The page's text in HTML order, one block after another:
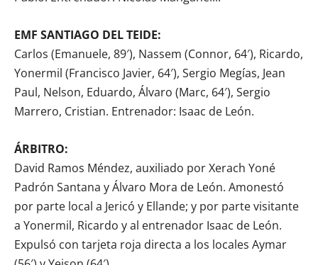
EMF SANTIAGO DEL TEIDE:
Carlos (Emanuele, 89′), Nassem (Connor, 64′), Ricardo,
Yonermil (Francisco Javier, 64′), Sergio Megías, Jean
Paul, Nelson, Eduardo, Álvaro (Marc, 64′), Sergio
Marrero, Cristian. Entrenador: Isaac de León.
ÁRBITRO:
David Ramos Méndez, auxiliado por Xerach Yoné
Padrón Santana y Álvaro Mora de León. Amonestó
por parte local a Jericó y Ellande; y por parte visitante
a Yonermil, Ricardo y al entrenador Isaac de León.
Expulsó con tarjeta roja directa a los locales Aymar